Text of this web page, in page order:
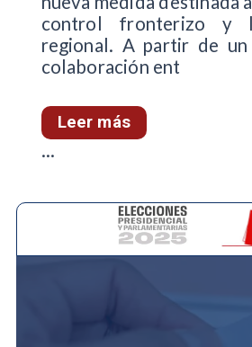
control fronterizo y
regional. A partir de
colaboración ent
Leer más
...